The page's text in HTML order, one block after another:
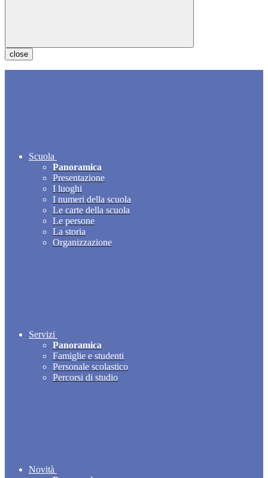
close
Scuola
Panoramica
Presentazione
I luoghi
I numeri della scuola
Le carte della scuola
Le persone
La storia
Organizzazione
Servizi
Panoramica
Famiglie e studenti
Personale scolastico
Percorsi di studio
Novità